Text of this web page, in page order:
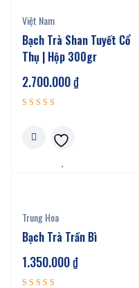
Việt Nam
Bạch Trà Shan Tuyết Cổ
Thụ | Hộp 300gr
2.700.000₫
hạng
5.00
5 sao
Trung Hoa
Bạch Trà Trần Bì
1.350.000₫